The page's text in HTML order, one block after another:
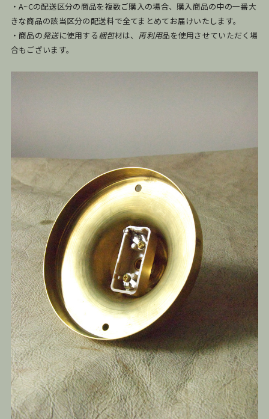
・A~Cの配送区分の商品を複数ご購入の場合、購入商品の中の一番大
きな商品の該当区分の配送料で全てまとめてお届けいたします。
・商品の発送に使用する梱包材は、 再利用品を使用させていただく場
合もございます。